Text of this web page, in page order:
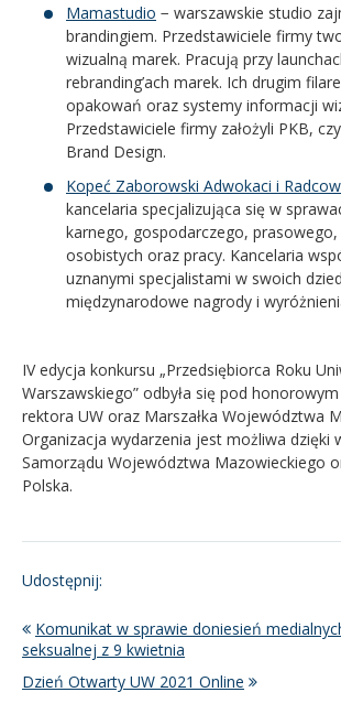
Mamastudio − warszawskie studio
brandingiem. Przedstawiciele firmy
wizualną marek. Pracują przy
rebranding’ach marek. Ich drugim
opakowań oraz systemy informacji
Przedstawiciele firmy założyli PKB,
Brand Design.
Kopeć Zaborowski Adwokaci i
kancelaria specjalizująca się w
karnego, gospodarczego,
osobistych oraz pracy. Kancelaria
uznanymi specjalistami w swoich
międzynarodowe nagrody i
IV edycja konkursu „Przedsiębiorca Roku
Warszawskiego” odbyła się pod
rektora UW oraz Marszałka Województwa
Organizacja wydarzenia jest możliwa dzięki
Samorządu Województwa Mazowieckiego
Polska.
Udostępnij:
Komunikat w sprawie doniesień
seksualnej z 9 kwietnia
Dzień Otwarty UW 2021 Online